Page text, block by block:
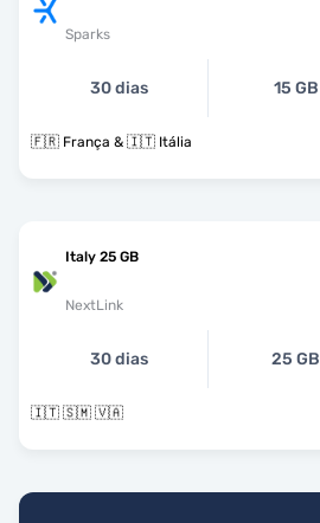
Sparks
30 dias 15 GB
🇫🇷 França & 🇮🇹 Itália
Italy 25 GB
NextLink
30 dias 25 GB
🇮🇹 🇸🇲 🇻🇦